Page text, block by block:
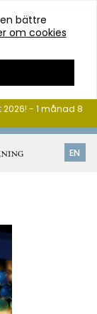
bättre
om cookies
EN
- 1 månad 8